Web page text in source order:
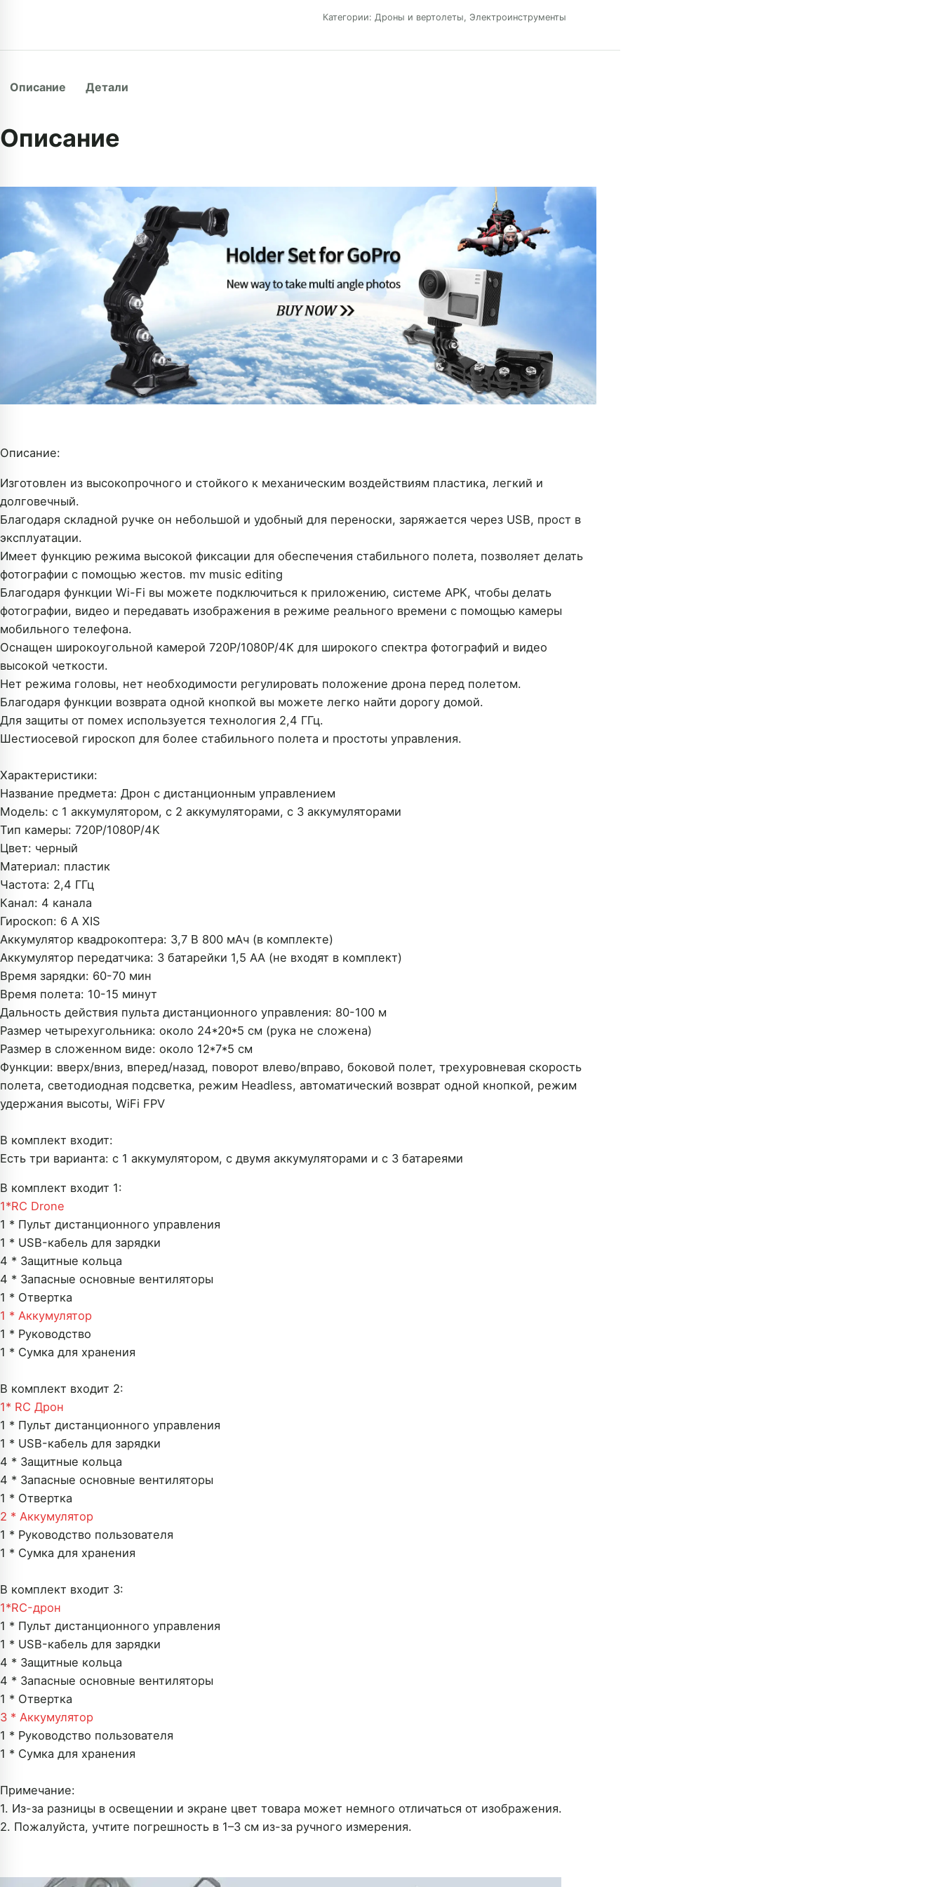
Категории: Дроны и вертолеты, Электроинструменты
Описание Детали
Описание
Описание:
Изготовлен из высокопрочного и стойкого к механическим воздействиям пластика, легкий и
долговечный.
Благодаря складной ручке он небольшой и удобный для переноски, заряжается через USB, прост в
эксплуатации.
Имеет функцию режима высокой фиксации для обеспечения стабильного полета, позволяет делать
фотографии с помощью жестов. mv music editing
Благодаря функции Wi-Fi вы можете подключиться к приложению, системе APK, чтобы делать
фотографии, видео и передавать изображения в режиме реального времени с помощью камеры
мобильного телефона.
Оснащен широкоугольной камерой 720P/1080P/4K для широкого спектра фотографий и видео
высокой четкости.
Нет режима головы, нет необходимости регулировать положение дрона перед полетом.
Благодаря функции возврата одной кнопкой вы можете легко найти дорогу домой.
Для защиты от помех используется технология 2,4 ГГц.
Шестиосевой гироскоп для более стабильного полета и простоты управления.
Характеристики:
Название предмета: Дрон с дистанционным управлением
Модель: с 1 аккумулятором, с 2 аккумуляторами, с 3 аккумуляторами
Тип камеры: 720P/1080P/4K
Цвет: черный
Материал: пластик
Частота: 2,4 ГГц
Канал: 4 канала
Гироскоп: 6 A XIS
Аккумулятор квадрокоптера: 3,7 В 800 мАч (в комплекте)
Аккумулятор передатчика: 3 батарейки 1,5 АА (не входят в комплект)
Время зарядки: 60-70 мин
Время полета: 10-15 минут
Дальность действия пульта дистанционного управления: 80-100 м
Размер четырехугольника: около 24*20*5 см (рука не сложена)
Размер в сложенном виде: около 12*7*5 см
Функции: вверх/вниз, вперед/назад, поворот влево/вправо, боковой полет, трехуровневая скорость
полета, светодиодная подсветка, режим Headless, автоматический возврат одной кнопкой, режим
удержания высоты, WiFi FPV
В комплект входит:
Есть три варианта: с 1 аккумулятором, с двумя аккумуляторами и с 3 батареями
В комплект входит 1:
1*RC Drone
1 * Пульт дистанционного управления
1 * USB-кабель для зарядки
4 * Защитные кольца
4 * Запасные основные вентиляторы
1 * Отвертка
1 * Аккумулятор
1 * Руководство
1 * Сумка для хранения
В комплект входит 2:
1* RC Дрон
1 * Пульт дистанционного управления
1 * USB-кабель для зарядки
4 * Защитные кольца
4 * Запасные основные вентиляторы
1 * Отвертка
2 * Аккумулятор
1 * Руководство пользователя
1 * Сумка для хранения
В комплект входит 3:
1*RC-дрон
1 * Пульт дистанционного управления
1 * USB-кабель для зарядки
4 * Защитные кольца
4 * Запасные основные вентиляторы
1 * Отвертка
3 * Аккумулятор
1 * Руководство пользователя
1 * Сумка для хранения
Примечание:
1. Из-за разницы в освещении и экране цвет товара может немного отличаться от изображения.
2. Пожалуйста, учтите погрешность в 1–3 см из-за ручного измерения.